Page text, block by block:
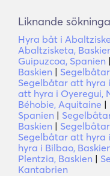
Liknande
Hyra båt i
Abaltzisketa,
Guipuzcoa, Spanien |
Baskien |
Segelbåtar att hyra
att hyra i Oyeregui,
Béhobie, Aquitaine |
Spanien |
Baskien |
Segelbåtar att hyra
hyra i Bilbao,
Plentzia, Baskien |
Kantabrien